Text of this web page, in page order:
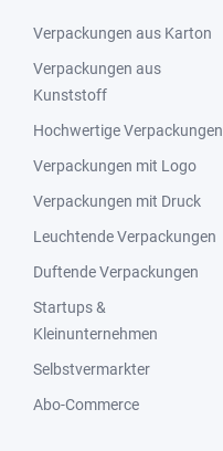
Verpackungen aus Karton
Verpackungen aus
Kunststoff
Hochwertige Verpackungen
Verpackungen mit Logo
Verpackungen mit Druck
Leuchtende Verpackungen
Duftende Verpackungen
Startups &
Kleinunternehmen
Selbstvermarkter
Abo-Commerce